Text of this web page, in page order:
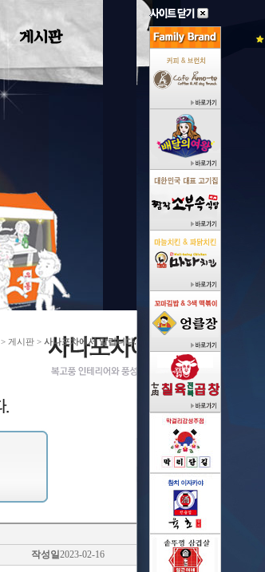
> 게시판 > 사나포차에서 알립니다.
작성일2023-02-16